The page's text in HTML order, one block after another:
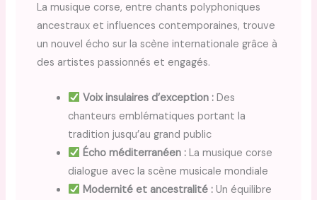
La musique corse, entre chants polyphoniques
ancestraux et influences contemporaines, trouve
un nouvel écho sur la scène internationale grâce à
des artistes passionnés et engagés.
Voix insulaires d’exception :Des
chanteurs emblématiques portant la
tradition jusqu’au grand public
Écho méditerranéen :La musique corse
dialogue avec la scène musicale mondiale
Modernité et ancestralité :Un équilibre